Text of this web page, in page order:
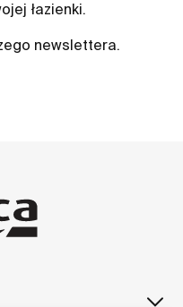
łazienki.
newslettera.